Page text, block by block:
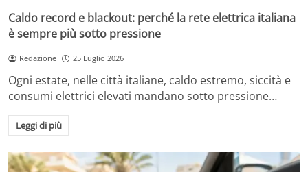
Caldo record e blackout: perché la rete elettrica italiana
è sempre più sotto pressione
Redazione 25 Luglio 2026
Ogni estate, nelle città italiane, caldo estremo, siccità e
consumi elettrici elevati mandano sotto pressione…
Leggi di più